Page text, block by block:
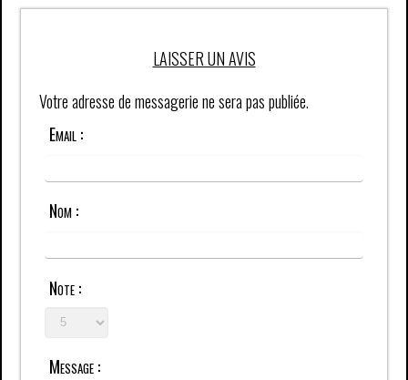
LAISSER UN AVIS
Votre adresse de messagerie ne sera pas publiée.
Email :
Nom :
Note :
Message :